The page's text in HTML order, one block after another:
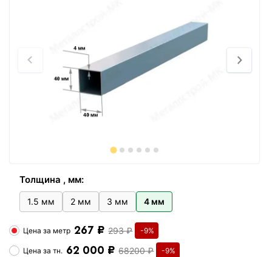
Толщина , мм:
1.5 мм 2 мм 3 мм 4 мм
Цена за метр 267 ₽ 293 ₽ -9%
Цена затн. 62 000 ₽ 68200 ₽ -9%